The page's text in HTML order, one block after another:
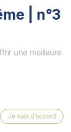
| n°3
une meilleure
Je suis d'accord